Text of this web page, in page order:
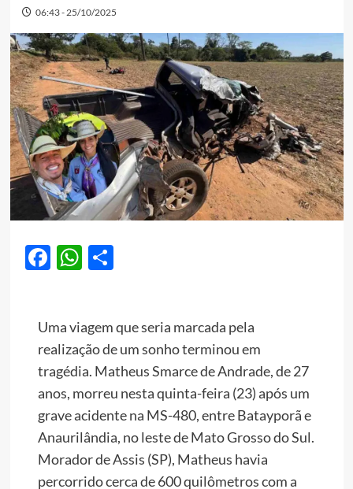
06:43 - 25/10/2025
Facebook
WhatsApp
Share
Uma viagem que seria marcada pela
realização de um sonho terminou em
tragédia. Matheus Smarce de Andrade, de 27
anos, morreu nesta quinta-feira (23) após um
grave acidente na MS-480, entre Batayporã e
Anaurilândia, no leste de Mato Grosso do Sul.
Morador de Assis (SP), Matheus havia
percorrido cerca de 600 quilômetros com a